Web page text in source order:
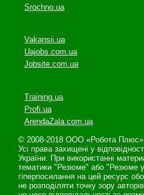
Srochno.ua
Vakansii.ua
Uajobs.com.ua
Jobsite.com.ua
Training.ua
Profi.ua
ArendaZala.com.ua
© 2008-2018 ООО «Робота Плюс»
Усі права захищені у
України. При використанні
тематики "Резюме" або "Резюме у
гіперпосилання на цей ресурс
не розподіляти точку зору